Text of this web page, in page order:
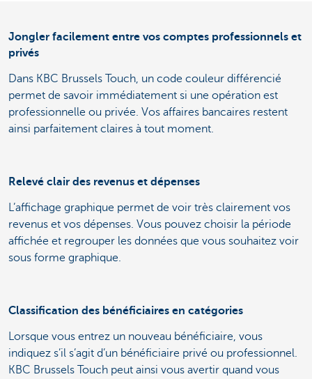
Jongler facilement entre vos comptes professionnels et
privés
Dans KBC Brussels Touch, un code couleur différencié
permet de savoir immédiatement si une opération est
professionnelle ou privée. Vos affaires bancaires restent
ainsi parfaitement claires à tout moment.
Relevé clair des revenus et dépenses
L’affichage graphique permet de voir très clairement vos
revenus et vos dépenses. Vous pouvez choisir la période
affichée et regrouper les données que vous souhaitez voir
sous forme graphique.
Classification des bénéficiaires en catégories
Lorsque vous entrez un nouveau bénéficiaire, vous
indiquez s’il s’agit d’un bénéficiaire privé ou professionnel.
KBC Brussels Touch peut ainsi vous avertir quand vous